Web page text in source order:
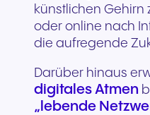
künstlichen Gehirn
oder online nach
die aufregende
Darüber hinaus
digitales Atmen
„lebende